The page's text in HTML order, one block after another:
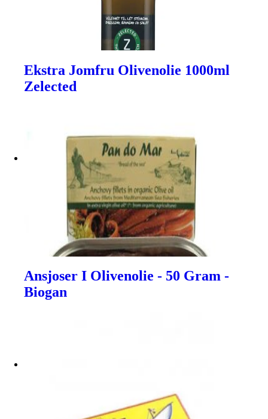
Ekstra Jomfru Olivenolie 1000ml
Zelected
Ansjoser I Olivenolie - 50 Gram -
Biogan